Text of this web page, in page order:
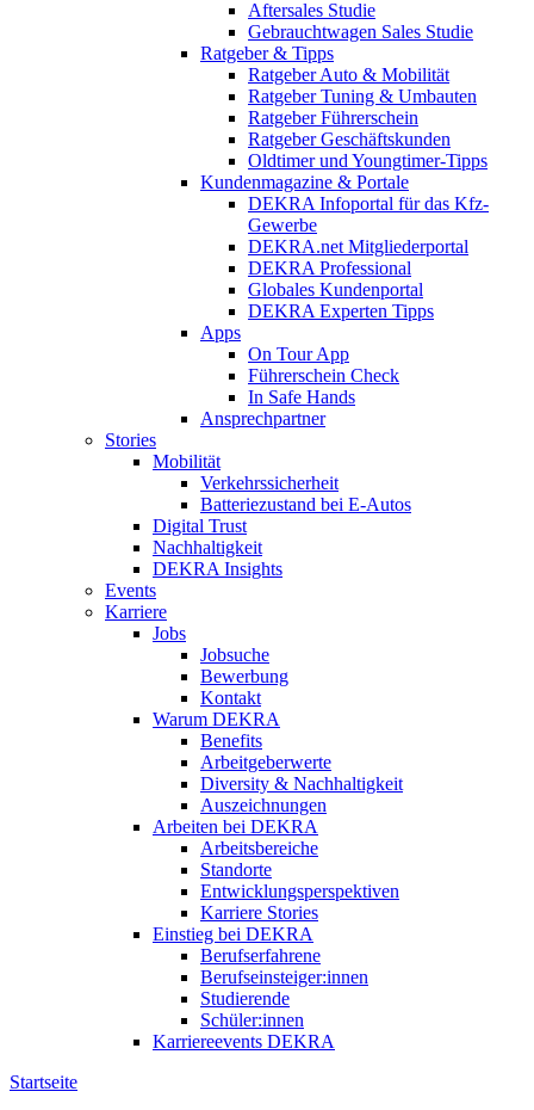
Aftersales Studie
Gebrauchtwagen Sales Studie
Ratgeber & Tipps
Ratgeber Auto & Mobilität
Ratgeber Tuning & Umbauten
Ratgeber Führerschein
Ratgeber Geschäftskunden
Oldtimer und Youngtimer-Tipps
Kundenmagazine & Portale
DEKRA Infoportal für das Kfz-
Gewerbe
DEKRA.net Mitgliederportal
DEKRA Professional
Globales Kundenportal
DEKRA Experten Tipps
Apps
On Tour App
Führerschein Check
In Safe Hands
Ansprechpartner
Stories
Mobilität
Verkehrssicherheit
Batteriezustand bei E-Autos
Digital Trust
Nachhaltigkeit
DEKRA Insights
Events
Karriere
Jobs
Jobsuche
Bewerbung
Kontakt
Warum DEKRA
Benefits
Arbeitgeberwerte
Diversity & Nachhaltigkeit
Auszeichnungen
Arbeiten bei DEKRA
Arbeitsbereiche
Standorte
Entwicklungsperspektiven
Karriere Stories
Einstieg bei DEKRA
Berufserfahrene
Berufseinsteiger:innen
Studierende
Schüler:innen
Karriereevents DEKRA
Startseite